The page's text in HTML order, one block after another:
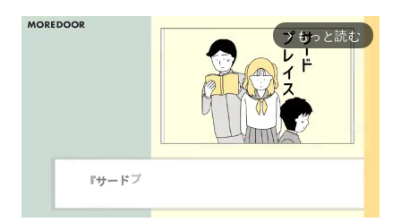
arrow_forward_ios もっと読む